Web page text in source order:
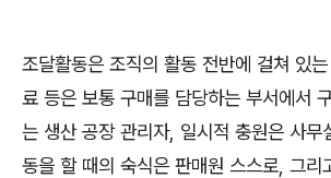
조달활동은 조직의 활동 전반에 걸쳐 있
료 등은 보통 구매를 담당하는 부서에서
는 생산 공장 관리자, 일시적 충원은 사무
동을 할 때의 숙식은 판매원 스스로 그리